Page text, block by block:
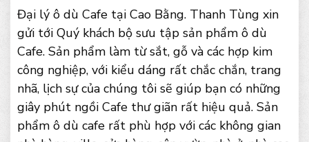
Đại lý ô dù Cafe tại Cao Bằng. Thanh Tùng xin
gửi tới Quý khách bộ sưu tập sản phẩm ô dù
Cafe. Sản phẩm làm từ sắt, gỗ và các hợp kim
công nghiệp, với kiểu dáng rất chắc chắn, trang
nhã, lịch sự của chúng tôi sẽ giúp bạn có những
giây phút ngồi Cafe thư giãn rất hiệu quả. Sản
phẩm ô dù cafe rất phù hợp với các không gian